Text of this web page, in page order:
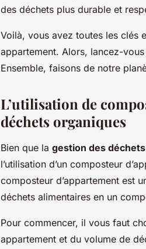
des déchets plus durable et
Voilà, vous avez toutes les clés
appartement. Alors, lancez-
Ensemble, faisons de notre
L’utilisation de
déchets organiques
Bien que la gestion des déchets
l’utilisation d’un composteur
composteur d’appartement est
déchets alimentaires en un
Pour commencer, il vous faut
appartement et du volume de